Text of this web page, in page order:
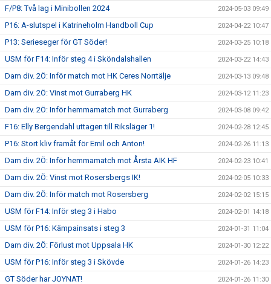
F/P8: Två lag i Minibollen 2024 2024-05-03 09:49
P16: A-slutspel i Katrineholm Handboll Cup 2024-04-22 10:47
P13: Serieseger för GT Söder! 2024-03-25 10:18
USM för F14: Inför steg 4 i Sköndalshallen 2024-03-22 14:43
Dam div. 2Ö: Inför match mot HK Ceres Norrtälje 2024-03-13 09:48
Dam div. 2Ö: Vinst mot Gurraberg HK 2024-03-12 11:23
Dam div. 2Ö: Inför hemmamatch mot Gurraberg 2024-03-08 09:42
F16: Elly Bergendahl uttagen till Riksläger 1! 2024-02-28 12:45
P16: Stort kliv framåt för Emil och Anton! 2024-02-26 11:13
Dam div. 2Ö: Inför hemmamatch mot Årsta AIK HF 2024-02-23 10:41
Dam div. 2Ö: Vinst mot Rosersbergs IK! 2024-02-05 10:33
Dam div. 2Ö: Inför match mot Rosersberg 2024-02-02 15:15
USM för F14: Inför steg 3 i Habo 2024-02-01 14:18
USM för P16: Kämpainsats i steg 3 2024-01-31 11:04
Dam div. 2Ö: Förlust mot Uppsala HK 2024-01-30 12:22
USM för P16: Inför steg 3 i Skövde 2024-01-26 14:23
GT Söder har JOYNAT! 2024-01-26 11:30